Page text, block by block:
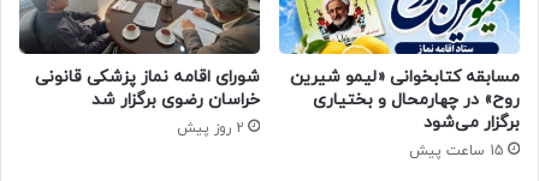
مسابقه کتابخوانی «لیمو شیرین
روح» در چهارمحال و بختیاری
برگزار می‌شود
15 ساعت پیش
شورای اقامه نماز پزشکی قانونی
خراسان رضوی برگزار شد
2 روز پیش